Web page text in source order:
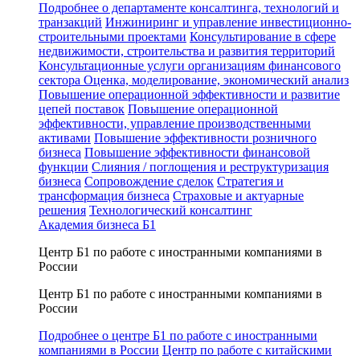
Подробнее о департаменте консалтинга, технологий и
транзакций Инжиниринг и управление инвестиционно-
строительными проектами Консультирование в сфере
недвижимости, строительства и развития территорий
Консультационные услуги организациям финансового
сектора Оценка, моделирование, экономический анализ
Повышение операционной эффективности и развитие
цепей поставок Повышение операционной
эффективности, управление производственными
активами Повышение эффективности розничного
бизнеса Повышение эффективности финансовой
функции Слияния / поглощения и реструктуризация
бизнеса Сопровождение сделок Стратегия и
трансформация бизнеса Страховые и актуарные
решения Технологический консалтинг
Академия бизнеса Б1
Центр Б1 по работе с иностранными компаниями в
России
Центр Б1 по работе с иностранными компаниями в
России
Подробнее о центре Б1 по работе с иностранными
компаниями в России Центр по работе с китайскими